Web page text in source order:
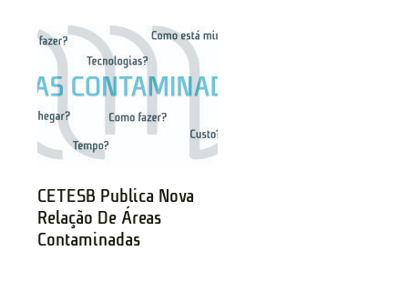
CETESB Publica Nova
Relação De Áreas
Contaminadas